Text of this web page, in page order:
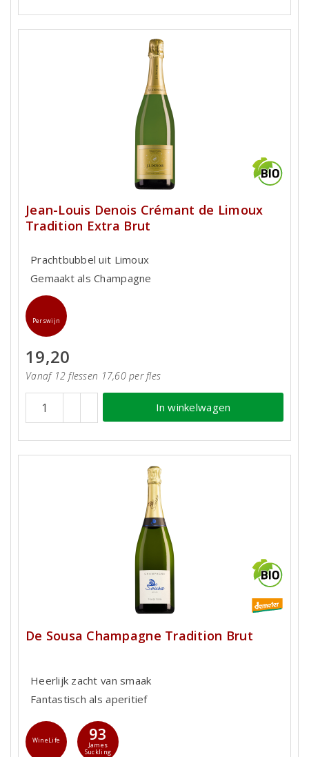
Jean-Louis Denois Crémant de Limoux
Tradition Extra Brut
Prachtbubbel uit Limoux
Gemaakt als Champagne
Perswijn
19,20
Vanaf 12 flessen 17,60 per fles
In winkelwagen
De Sousa Champagne Tradition Brut
Heerlijk zacht van smaak
Fantastisch als aperitief
WineLife 93
James
Suckling